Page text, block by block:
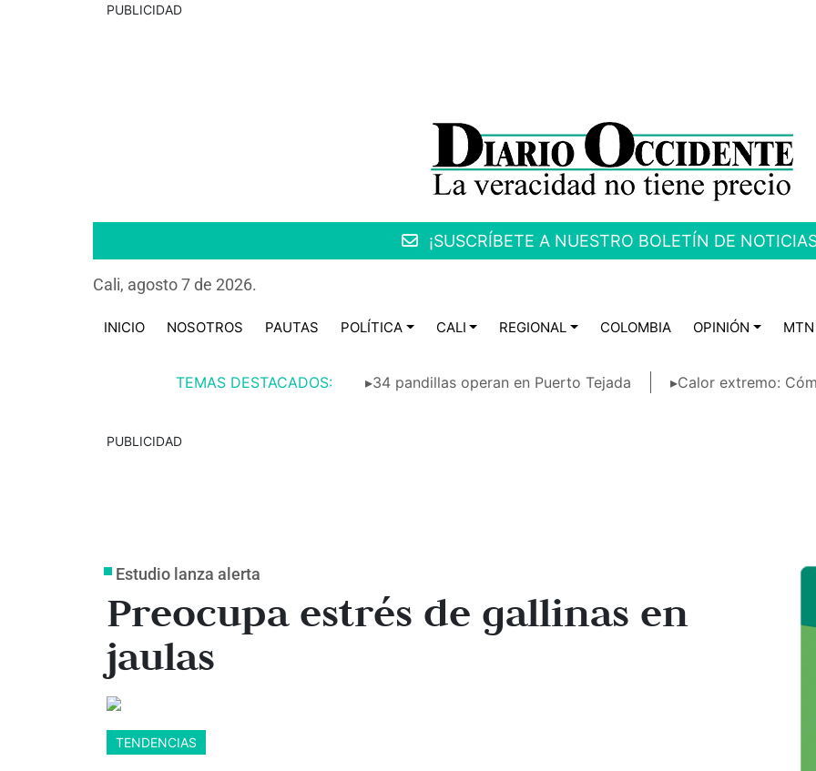
PUBLICIDAD
¡SUSCRÍBETE A NUESTRO BOLETÍN DE
Cali, agosto 7 de 2026.
INICIO NOSOTROS PAUTAS POLÍTICA CALI REGIONAL COLOMBIA OPINIÓN MTN
TEMAS DESTACADOS: ▸34 pandillas operan en Puerto Tejada ▸Calor extremo:
PUBLICIDAD
Estudio lanza alerta
Preocupa estrés de gallinas en
jaulas
TENDENCIAS